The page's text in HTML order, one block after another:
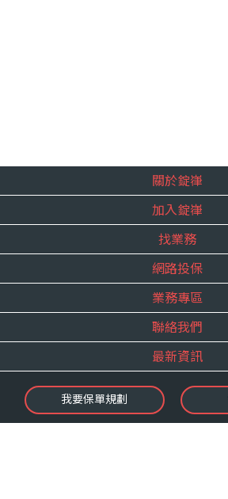
關於錠嵂
企業資訊
重要事跡
得獎紀錄
服務宣言
合作夥伴
加入錠嵂
內勤招聘
精英招募
年度增員計畫
找業務
網路投保
業務專區
E 線資源網
聯絡我們
最新資訊
最新消息
錠嵂焦點
我要保單規劃